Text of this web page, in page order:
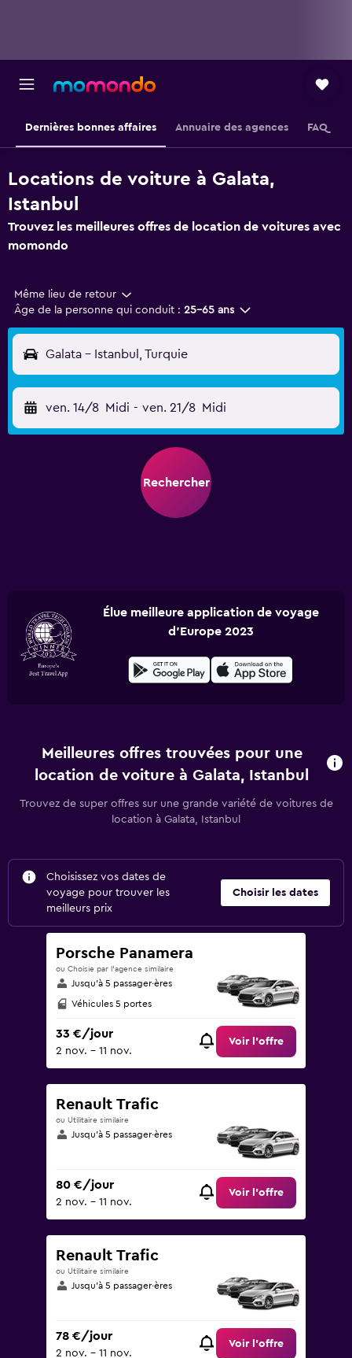
Dernières bonnes affaires Annuaire des agences FAQ
Locations de voiture à Galata,
Istanbul
Trouvez les meilleures offres de location de voitures avec
momondo
Même lieu de retour
Âge de la personne qui conduit : 25-65 ans
Galata - Istanbul, Turquie
ven. 14/8 Midi - ven. 21/8 Midi
Rechercher
Élue meilleure application de voyage
d'Europe 2023
Meilleures offres trouvées pour une
location de voiture à Galata, Istanbul
Trouvez de super offres sur une grande variété de voitures de
location à Galata, Istanbul
Choisissez vos dates de
voyage pour trouver les
meilleurs prix
Choisir les dates
Porsche Panamera
ou Choisie par l’agence similaire
Jusqu’à 5 passager·ères
Véhicules 5 portes
33 €/jour
2 nov. - 11 nov.
Voir l’offre
Renault Trafic
ou Utilitaire similaire
Jusqu’à 5 passager·ères
80 €/jour
2 nov. - 11 nov.
Voir l’offre
Renault Trafic
ou Utilitaire similaire
Jusqu’à 5 passager·ères
78 €/jour
2 nov. - 11 nov.
Voir l’offre